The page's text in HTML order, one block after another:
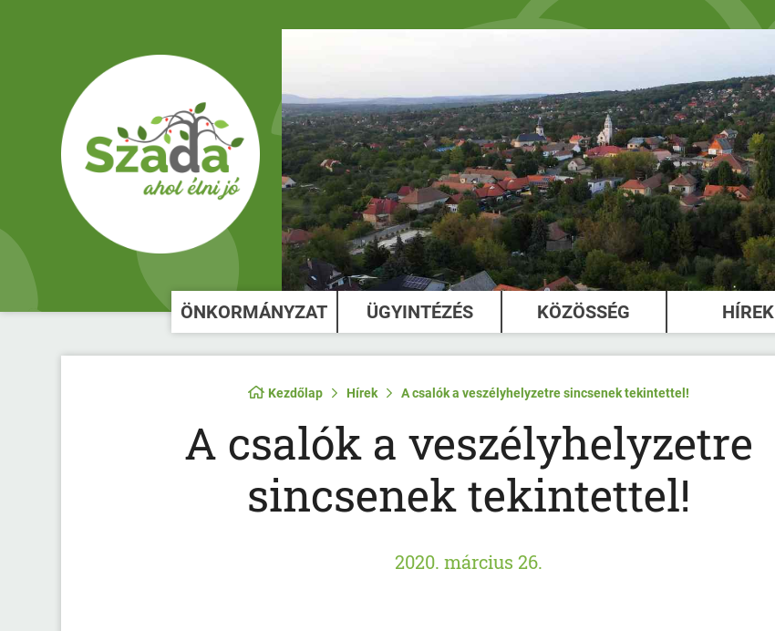
ÖNKORMÁNYZAT ÜGYINTÉZÉS KÖZÖSSÉG HÍREK
Kezdőlap Hírek A csalók a veszélyhelyzetre sincsenek tekintettel!
A csalók a veszélyhelyzetre
sincsenek tekintettel!
2020. március 26.